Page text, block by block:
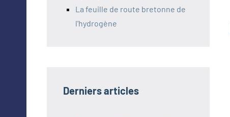
La feuille de route bretonne de
l'hydrogène
Derniers articles